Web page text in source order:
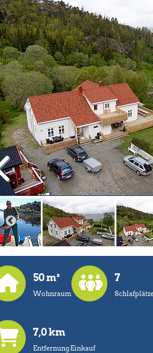
50 m²
Wohnraum
7
7,0 km
Entfernung Einkauf